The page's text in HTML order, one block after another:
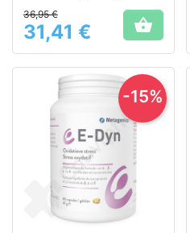
antioxydant
Prix
36,95 €
31,41 € 
-15%